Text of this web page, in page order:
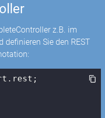
z.B. im
Sie den REST